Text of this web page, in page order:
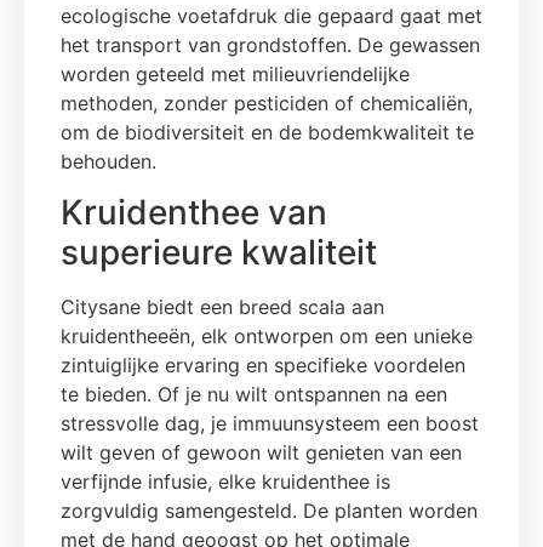
ecologische voetafdruk die gepaard gaat met
het transport van grondstoffen. De gewassen
worden geteeld met milieuvriendelijke
methoden, zonder pesticiden of chemicaliën,
om de biodiversiteit en de bodemkwaliteit te
behouden.
Kruidenthee van
superieure kwaliteit
Citysane biedt een breed scala aan
kruidentheeën, elk ontworpen om een unieke
zintuiglijke ervaring en specifieke voordelen
te bieden. Of je nu wilt ontspannen na een
stressvolle dag, je immuunsysteem een boost
wilt geven of gewoon wilt genieten van een
verfijnde infusie, elke kruidenthee is
zorgvuldig samengesteld. De planten worden
met de hand geoogst op het optimale